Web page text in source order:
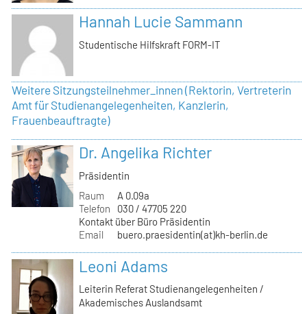
Hannah Lucie Sammann
Studentische Hilfskraft FORM-IT
Weitere Sitzungsteilnehmer_innen (Rektorin, Vertreterin
Amt für Studienangelegenheiten, Kanzlerin,
Frauenbeauftragte)
Dr. Angelika Richter
Präsidentin
Raum
A 0.09a
Telefon
030 / 47705 220
Kontakt über Büro Präsidentin
Email
buero.praesidentin(at)kh-berlin.de
Leoni Adams
Leiterin Referat Studienangelegenheiten /
Akademisches Auslandsamt